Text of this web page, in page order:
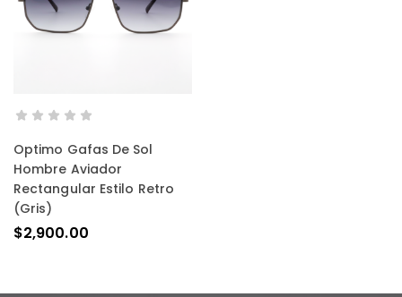
AÑADIR AL CARRITO
Optimo Gafas De Sol
Hombre Aviador
Rectangular Estilo Retro
(gris)
$2,900.00